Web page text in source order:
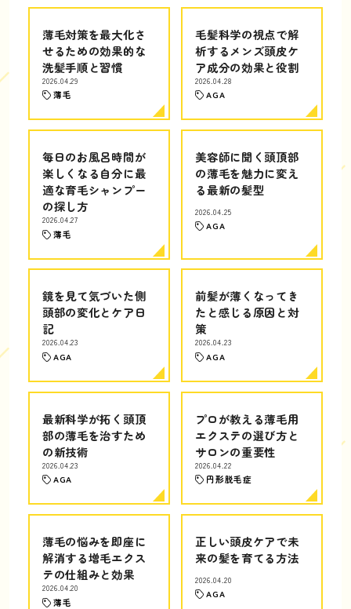
薄毛対策を最大化さ
せるための効果的な
洗髪手順と習慣
2026.04.29
薄毛
毛髪科学の視点で解
析するメンズ頭皮ケ
ア成分の効果と役割
2026.04.28
AGA
毎日のお風呂時間が
楽しくなる自分に最
適な育毛シャンプー
の探し方
2026.04.27
薄毛
美容師に聞く頭頂部
の薄毛を魅力に変え
る最新の髪型
2026.04.25
AGA
鏡を見て気づいた側
頭部の変化とケア日
記
2026.04.23
AGA
前髪が薄くなってき
たと感じる原因と対
策
2026.04.23
AGA
最新科学が拓く頭頂
部の薄毛を治すため
の新技術
2026.04.23
AGA
プロが教える薄毛用
エクステの選び方と
サロンの重要性
2026.04.22
円形脱毛症
薄毛の悩みを即座に
解消する増毛エクス
テの仕組みと効果
2026.04.20
薄毛
正しい頭皮ケアで未
来の髪を育てる方法
2026.04.20
AGA